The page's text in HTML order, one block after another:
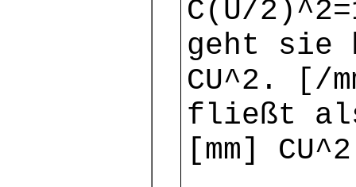
C(U/
geht sie
CU^2. [/
fließt
[mm]